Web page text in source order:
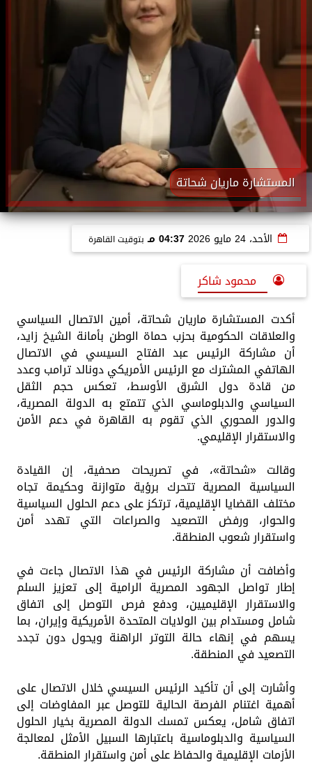
المستشارة ماريان شحاتة
الأحد، 24 مايو 2026 04:37 مـ بتوقيت القاهرة
محمود شاكر
أكدت المستشارة ماريان شحاتة، أمين الاتصال السياسي
والعلاقات الحكومية بحزب حماة الوطن بأمانة الشيخ زايد،
أن مشاركة الرئيس عبد الفتاح السيسي في الاتصال
الهاتفي المشترك مع الرئيس الأمريكي دونالد ترامب وعدد
من قادة دول الشرق الأوسط، تعكس حجم الثقل
السياسي والدبلوماسي الذي تتمتع به الدولة المصرية،
والدور المحوري الذي تقوم به القاهرة في دعم الأمن
والاستقرار الإقليمي.
وقالت «شحاتة»، في تصريحات صحفية، إن القيادة
السياسية المصرية تتحرك برؤية متوازنة وحكيمة تجاه
مختلف القضايا الإقليمية، ترتكز على دعم الحلول السياسية
والحوار، ورفض التصعيد والصراعات التي تهدد أمن
واستقرار شعوب المنطقة.
وأضافت أن مشاركة الرئيس في هذا الاتصال جاءت في
إطار تواصل الجهود المصرية الرامية إلى تعزيز السلم
والاستقرار الإقليميين، ودفع فرص التوصل إلى اتفاق
شامل ومستدام بين الولايات المتحدة الأمريكية وإيران، بما
يسهم في إنهاء حالة التوتر الراهنة ويحول دون تجدد
التصعيد في المنطقة.
وأشارت إلى أن تأكيد الرئيس السيسي خلال الاتصال على
أهمية اغتنام الفرصة الحالية للتوصل عبر المفاوضات إلى
اتفاق شامل، يعكس تمسك الدولة المصرية بخيار الحلول
السياسية والدبلوماسية باعتبارها السبيل الأمثل لمعالجة
الأزمات الإقليمية والحفاظ على أمن واستقرار المنطقة.